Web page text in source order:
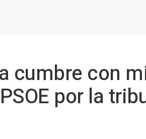
cumbre con
por la